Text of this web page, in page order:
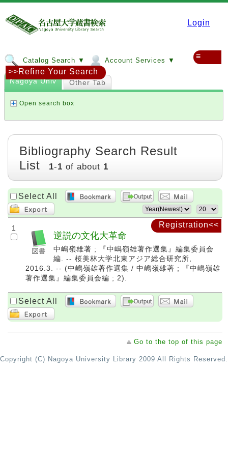
Login
Catalog Search ▼ Account Services ▼ ≡
Registration<<
Nagoya Univ Other Tab
Open search box
>>Refine Your Search
Bibliography Search Result
List
1-1 of about 1
Select All
1
逆説の文化大革命
中嶋嶺雄著 ; 『中嶋嶺雄著作選集』編集委員会
編. -- 桜美林大学北東アジア総合研究所,
2016.3. -- (中嶋嶺雄著作選集 / 中嶋嶺雄著 ; 『中嶋嶺雄
著作選集』編集委員会編 ; 2).
Select All
Go to the top of this page
Copyright (C) Nagoya University Library 2009 All Rights Reserved.